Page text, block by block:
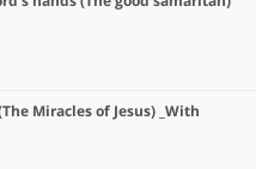
Miracles of Jesus) _With